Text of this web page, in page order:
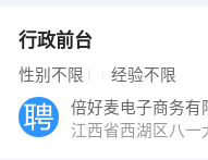
行政前台
性别不限 经验不限
倍好麦电子商务有
江西省西湖区八